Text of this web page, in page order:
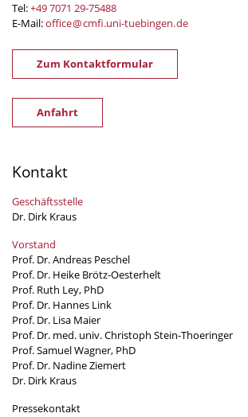
Tel:+49 7071 29-75488
E-Mail:office@cmfi.uni-tuebingen.de
Zum Kontaktformular
Anfahrt
Kontakt
Geschäftsstelle
Dr. Dirk Kraus
Vorstand
Prof. Dr. Andreas Peschel
Prof. Dr. Heike Brötz-Oesterhelt
Prof. Ruth Ley, PhD
Prof. Dr. Hannes Link
Prof. Dr. Lisa Maier
Prof. Dr. med. univ. Christoph Stein-Thoeringer
Prof. Samuel Wagner, PhD
Prof. Dr. Nadine Ziemert
Dr. Dirk Kraus
Pressekontakt